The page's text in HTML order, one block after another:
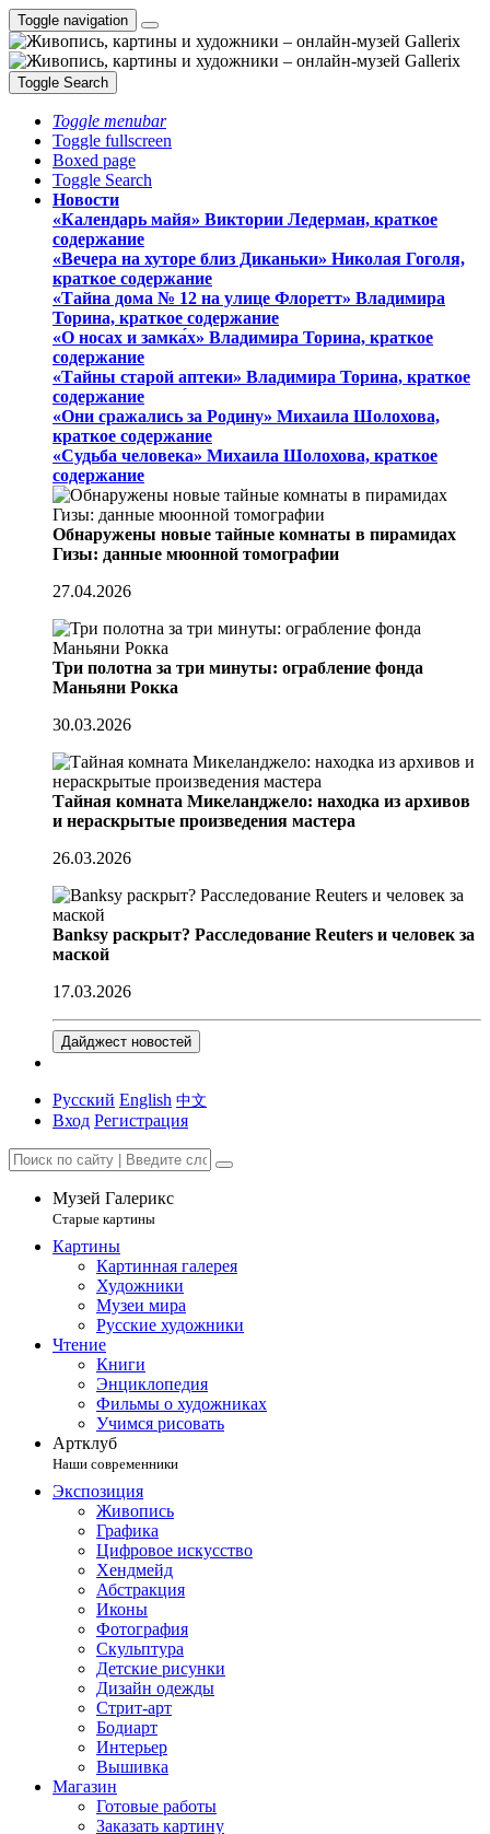
Toggle navigation
Toggle Search
Toggle menubar
Toggle fullscreen
Boxed page
Toggle Search
Новости
«Календарь майя» Виктории Ледерман, краткое
содержание
«Вечера на хуторе близ Диканьки» Николая Гоголя,
краткое содержание
«Тайна дома № 12 на улице Флоретт» Владимира
Торина, краткое содержание
«О носах и замка́х» Владимира Торина, краткое
содержание
«Тайны старой аптеки» Владимира Торина, краткое
содержание
«Они сражались за Родину» Михаила Шолохова,
краткое содержание
«Судьба человека» Михаила Шолохова, краткое
содержание
Обнаружены новые тайные комнаты в пирамидах
Гизы: данные мюонной томографии
27.04.2026
Три полотна за три минуты: ограбление фонда
Маньяни Рокка
30.03.2026
Тайная комната Микеланджело: находка из архивов
и нераскрытые произведения мастера
26.03.2026
Banksy раскрыт? Расследование Reuters и человек за
маской
17.03.2026
Дайджест новостей
Русский English 中文
Вход Регистрация
Музей Галерикс
Старые картины
Картины
Картинная галерея
Художники
Музеи мира
Русские художники
Чтение
Книги
Энциклопедия
Фильмы о художниках
Учимся рисовать
Артклуб
Наши современники
Экспозиция
Живопись
Графика
Цифровое искусство
Хендмейд
Абстракция
Иконы
Фотография
Скульптура
Детские рисунки
Дизайн одежды
Стрит-арт
Бодиарт
Интерьер
Вышивка
Магазин
Готовые работы
Заказать картину